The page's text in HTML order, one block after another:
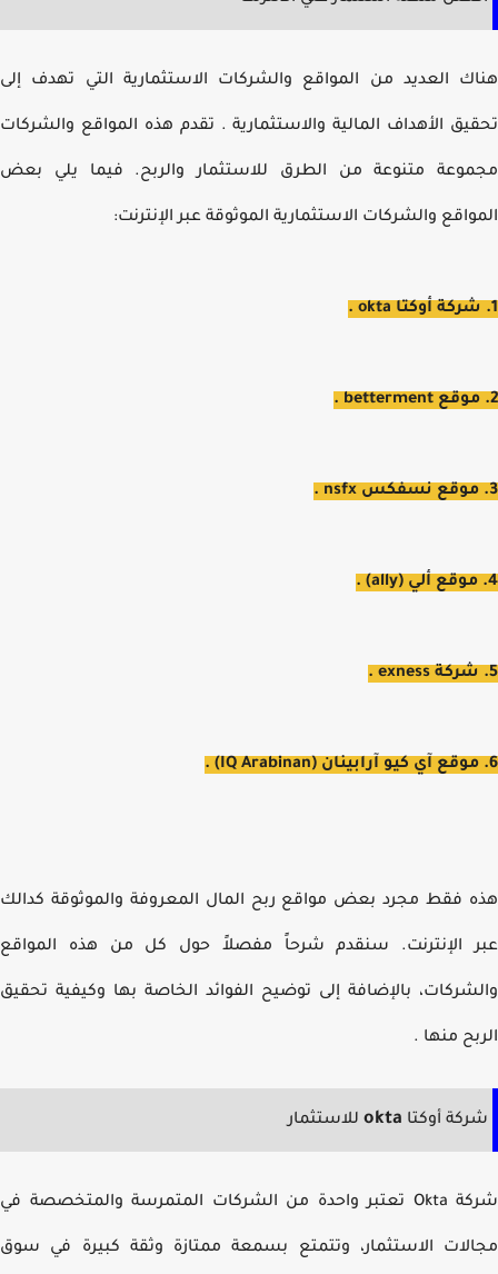
العديد من المواقع والشركات الاستثمارية التي تهدف إلى
الأهداف المالية والاستثمارية . تقدم هذه المواقع والشركات
متنوعة من الطرق للاستثمار والربح. فيما يلي بعض
والشركات الاستثمارية الموثوقة عبر الإنترنت:
فقط مجرد بعض مواقع ربح المال المعروفة والموثوقة كدالك
الإنترنت. سنقدم شرحاً مفصلاً حول كل من هذه المواقع
بالإضافة إلى توضيح الفوائد الخاصة بها وكيفية تحقيق
منها .
أوكتاoktaللاستثمار
شركة Okta تعتبر واحدة من الشركات المتمرسة والمتخصصة في
الاستثمار، وتتمتع بسمعة ممتازة وثقة كبيرة في سوق